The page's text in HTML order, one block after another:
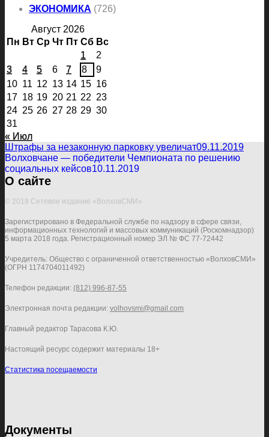
ЭКОНОМИКА (726)
Август 2026
Пн Вт Ср Чт Пт Сб Вс
1
2
3
4 5 6 7 8
9
10 11 12 13 14 15 16
17 18 19 20 21 22 23
24 25 26 27 28 29 30
31
« Июл
Штрафы за незаконную парковку увеличат09.11.2019
Волховчане — победители Чемпионата по решению
социальных кейсов10.11.2019
О сайте
© 2018 Сетевое издание «ВолховСМИ»
Зарегистрировано в Федеральной службе по надзору в сфере связи,
информационных технологий и массовых коммуникаций (Роскомнадзор)
5 марта 2018 года. Регистрационный номер ЭЛ № ФС 77-72442
Учредитель: Общество с ограниченной ответственностью «ВолховСМИ»
(ОГРН 1174704011492)
Телефон редакции: (812) 996-87-55
Электронная почта редакции: volhovsmi@gmail.com
Главный редактор Тарасова К.Ю.
Настоящий ресурс содержит материалы 18+
Статистика посещаемости
Документы